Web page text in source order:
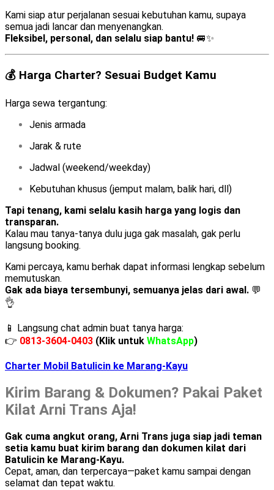
Kami siap atur perjalanan sesuai kebutuhan kamu, supaya
semua jadi lancar dan menyenangkan.
Fleksibel, personal, dan selalu siap bantu! 🚐✨
💰 Harga Charter? Sesuai Budget Kamu
Harga sewa tergantung:
Jenis armada
Jarak & rute
Jadwal (weekend/weekday)
Kebutuhan khusus (jemput malam, balik hari, dll)
Tapi tenang, kami selalu kasih harga yang logis dan
transparan.
Kalau mau tanya-tanya dulu juga gak masalah, gak perlu
langsung booking.
Kami percaya, kamu berhak dapat informasi lengkap sebelum
memutuskan.
Gak ada biaya tersembunyi, semuanya jelas dari awal. 💬
👌
📱 Langsung chat admin buat tanya harga:
👉 0813-3604-0403 (Klik untuk WhatsApp)
Charter Mobil Batulicin ke Marang-Kayu
Kirim Barang & Dokumen? Pakai Paket
Kilat Arni Trans Aja!
Gak cuma angkut orang, Arni Trans juga siap jadi teman
setia kamu buat kirim barang dan dokumen kilat dari
Batulicin ke Marang-Kayu.
Cepat, aman, dan terpercaya—paket kamu sampai dengan
selamat dan tepat waktu.